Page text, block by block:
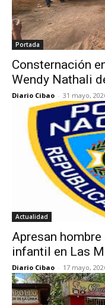
Portada
Consternación
Wendy Nathali
Diario Cibao - 31 mayo,
Actualidad
Apresan
infantil en Las
Diario Cibao - 17 mayo,